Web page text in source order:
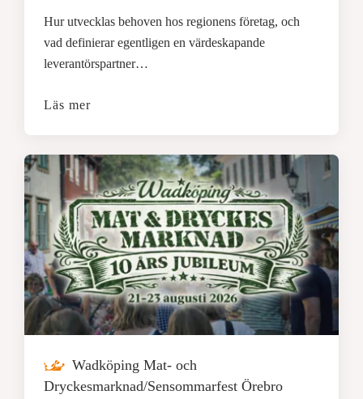
Hur utvecklas behoven hos regionens företag, och
vad definierar egentligen en värdeskapande
leverantörspartner…
Läs mer
Wadköping Mat- och
Dryckesmarknad/Sensommarfest Örebro